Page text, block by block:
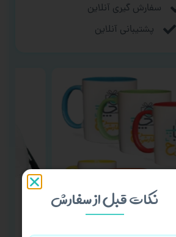
سفارش گیری آنلاین
پشتیبانی آنلاین
نکات قبل از سفارش